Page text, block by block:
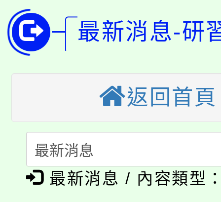
開!
115年桃園市運動會8/
田徑場及游泳池舉行。
桃園市低收入戶享有免
視費優惠，中低收入戶
半價優惠，詳情可洽有
者。
大園自造教育及科技中
份教師增能研習
大溪自造教育及科技
份教師研習
淨零綠生活教案入校路
會
115年食農教育專業人
程
「本色祭」8/29、30在
8/21下午1時於龍潭區
最新消息-研
返回首頁
最新消息 / 內容類型